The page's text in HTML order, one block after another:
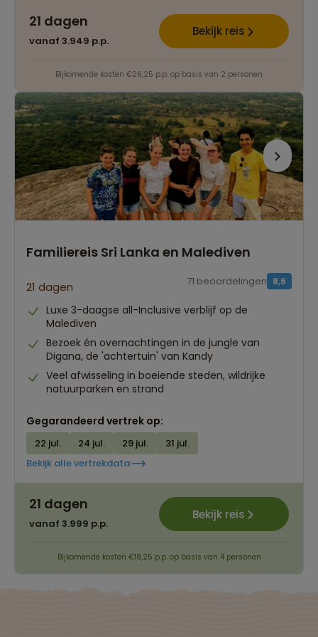
21 dagen
vanaf 3.949 p.p.
Bekijk reis
Bijkomende kosten €26,25 p.p. op basis van 2 personen
Familiereis Sri Lanka en Malediven
21 dagen 8,6
71 beoordelingen
Luxe 3-daagse all-Inclusive verblijf op de
Malediven
Bezoek én overnachtingen in de jungle van
Digana, de 'achtertuin' van Kandy
Veel afwisseling in boeiende steden, wildrijke
natuurparken en strand
Gegarandeerd vertrek op:
22 jul. 24 jul. 29 jul.
31 jul.
Bekijk alle vertrekdata
21 dagen
vanaf 3.999 p.p.
Bekijk reis
Bijkomende kosten €18,25 p.p. op basis van 4 personen